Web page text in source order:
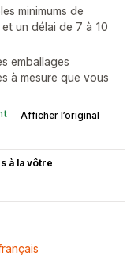
minimums de
un délai de 7 à 10
emballages
à mesure que vous
Afficher l’original
à la vôtre